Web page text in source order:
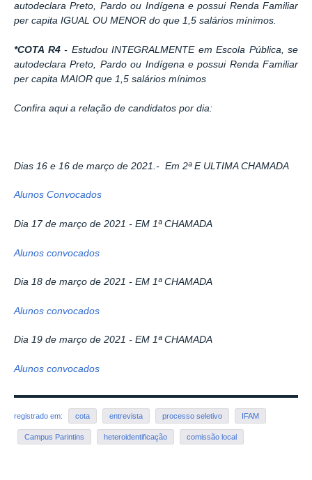
autodeclara Preto, Pardo ou Indígena e possui Renda Familiar
per capita IGUAL OU MENOR do que 1,5 salários mínimos.
*COTA R4- Estudou INTEGRALMENTE em Escola Pública, se
autodeclara Preto, Pardo ou Indígena e possui Renda Familiar
per capita MAIOR que 1,5 salários mínimos
Confira aqui a relação de candidatos por dia:
Dias 16 e 16 de março de 2021.- Em 2ª E ULTIMA CHAMADA
Alunos Convocados
Dia 17 de março de 2021 - EM 1ª CHAMADA
Alunos convocados
Dia 18 de março de 2021 - EM 1ª CHAMADA
Alunos convocados
Dia 19 de março de 2021 - EM 1ª CHAMADA
Alunos convocados
registrado em: cota entrevista processo seletivo IFAM
Campus Parintins heteroidentificação comissão local